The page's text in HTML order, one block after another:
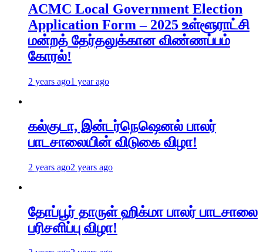
ACMC Local Government Election
Application Form – 2025 உள்ளூராட்சி
மன்றத் தேர்தலுக்கான விண்ணப்பம்
கோரல்!
2 years ago1 year ago
கல்குடா, இன்டர்நெஷெனல் பாலர்
பாடசாலையின் விடுகை விழா!
2 years ago2 years ago
தோப்பூர் தாருள் ஹிக்மா பாலர் பாடசாலை
பரிசளிப்பு விழா!